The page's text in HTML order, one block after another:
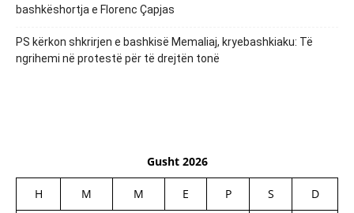
bashkëshortja e Florenc Çapjas
PS kërkon shkrirjen e bashkisë Memaliaj, kryebashkiaku: Të
ngrihemi në protestë për të drejtën tonë
Gusht 2026
H M M E P S D